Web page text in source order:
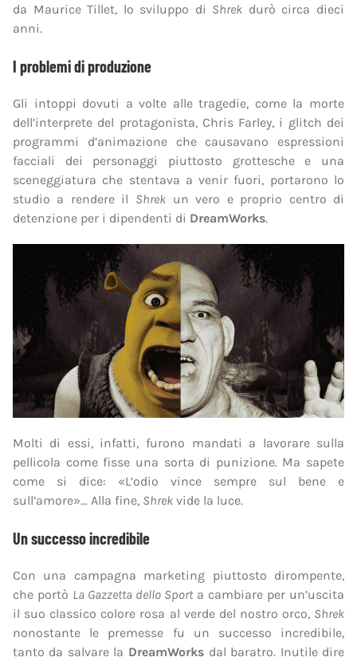
da Maurice Tillet, lo sviluppo di Shrek durò circa dieci
anni.
I problemi di produzione
Gli intoppi dovuti a volte alle tragedie, come la morte
dell’interprete del protagonista, Chris Farley, i glitch dei
programmi d’animazione che causavano espressioni
facciali dei personaggi piuttosto grottesche e una
sceneggiatura che stentava a venir fuori, portarono lo
studio a rendere il Shrek un vero e proprio centro di
detenzione per i dipendenti di DreamWorks.
Molti di essi, infatti, furono mandati a lavorare sulla
pellicola come fisse una sorta di punizione. Ma sapete
come si dice: «L’odio vince sempre sul bene e
sull’amore»… Alla fine, Shrekvide la luce.
Un successo incredibile
Con una campagna marketing piuttosto dirompente,
che portò La Gazzetta dello Sporta cambiare per un’uscita
il suo classico colore rosa al verde del nostro orco, Shrek
nonostante le premesse fu un successo incredibile,
tanto da salvare la DreamWorks dal baratro. Inutile dire